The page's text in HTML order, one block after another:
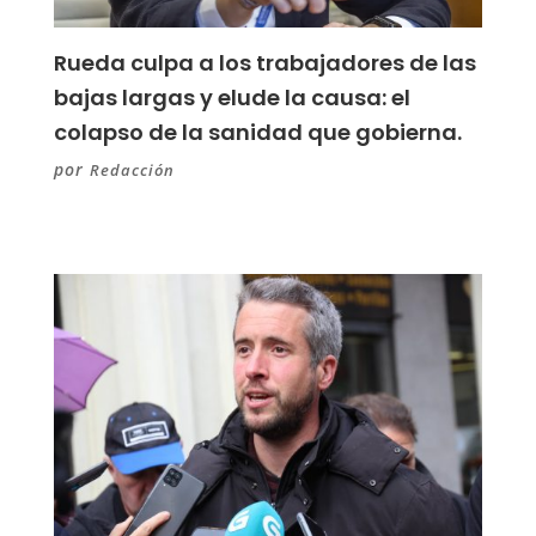
Rueda culpa a los trabajadores de las
bajas largas y elude la causa: el
colapso de la sanidad que gobierna.
por Redacción